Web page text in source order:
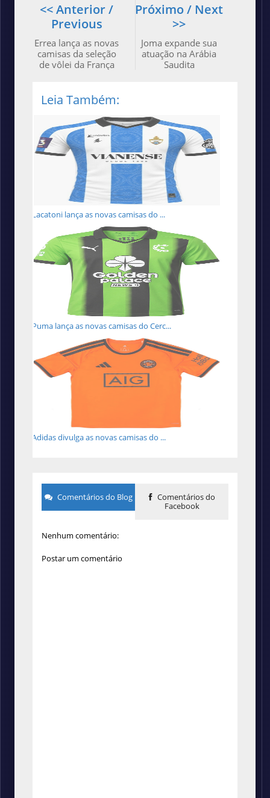
Próximo / Next
>>
Joma expande sua
atuação na Arábia
Saudita
<< Anterior /
Previous
Errea lança as novas
camisas da seleção
de vôlei da França
Leia Também:
Lacatoni lança as novas camisas do ...
Puma lança as novas camisas do Cerc...
Adidas divulga as novas camisas do ...
Comentários do Blog
Comentários do
Facebook
Nenhum comentário:
Postar um comentário